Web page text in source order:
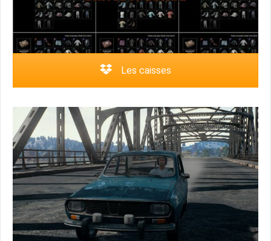
Les caisses